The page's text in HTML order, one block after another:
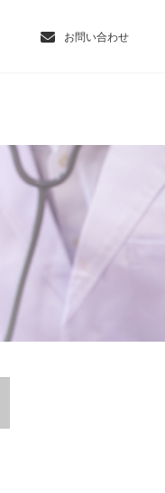
お問い合わせ